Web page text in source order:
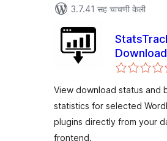
3.7.41 सह चाचणी केली
Viewer
View download status and
statistics for selected
plugins directly from your
frontend.